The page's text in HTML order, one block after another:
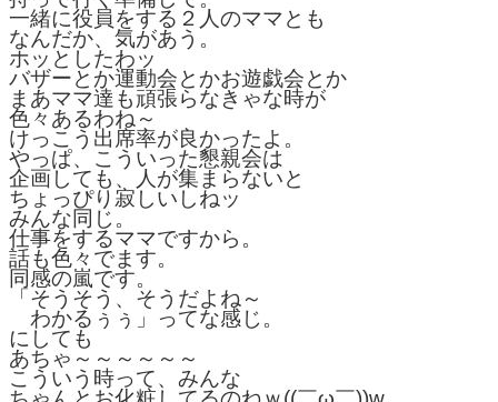
一緒に役員をする２人のママとも
なんだか、気があう。
ホッとしたわッ
バザーとか運動会とかお遊戯会とか
まあママ達も頑張らなきゃな時が
色々あるわね～
けっこう出席率が良かったよ。
やっぱ、こういった懇親会は
企画しても、人が集まらないと
ちょっぴり寂しいしねッ
みんな同じ。
仕事をするママですから。
話も色々でます。
同感の嵐です。
「そうそう、そうだよね～
わかるぅぅ」ってな感じ。
にしても
あちゃ～～～～～～
こういう時って、みんな